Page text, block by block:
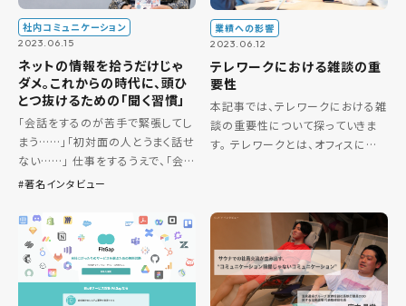
社内コミュニケーション
2023.06.15
ネットの情報を拾うだけじゃ
ダメ。これからの時代に、頭ひ
とつ抜けるための「聞く習慣」
「会話をするのが苦手で緊張してし
まう……」「初対面の人とうまく話せ
ない……」 仕事をするうえで、「会
話」「コミュニケーション」は切って
会話をするのが苦手、雑談が広が
らないと悩む人も多いので […]
著名インタビュー
業績への影響
2023.06.12
テレワークにおける雑談の重
要性
本記事では、テレワークにおける雑
談の重要性について探っていきま
す。 テレワークとは、オフィスに出
やコミュニケーションの欠如などの